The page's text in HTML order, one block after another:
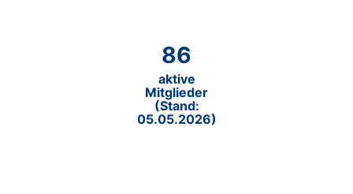
86
aktive
Mitglieder
(Stand:
05.05.2026)